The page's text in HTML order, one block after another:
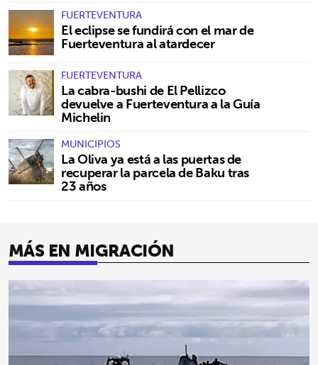
FUERTEVENTURA
El eclipse se fundirá con el mar de
Fuerteventura al atardecer
FUERTEVENTURA
La cabra-bushi de El Pellizco
devuelve a Fuerteventura a la Guía
Michelin
MUNICIPIOS
La Oliva ya está a las puertas de
recuperar la parcela de Baku tras
23 años
MÁS EN MIGRACIÓN